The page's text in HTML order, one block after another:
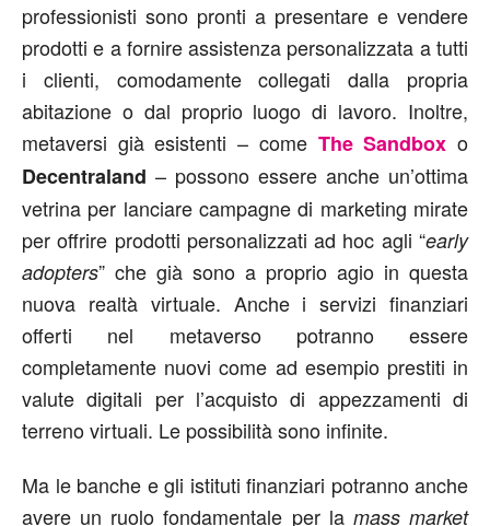
professionisti sono pronti a presentare e vendere
prodotti e a fornire assistenza personalizzata a tutti
i clienti, comodamente collegati dalla propria
abitazione o dal proprio luogo di lavoro. Inoltre,
metaversi già esistenti – come The Sandbox o
Decentraland – possono essere anche un’ottima
vetrina per lanciare campagne di marketing mirate
per offrire prodotti personalizzati ad hoc agli “early
adopters” che già sono a proprio agio in questa
nuova realtà virtuale. Anche i servizi finanziari
offerti nel metaverso potranno essere
completamente nuovi come ad esempio prestiti in
valute digitali per l’acquisto di appezzamenti di
terreno virtuali. Le possibilità sono infinite.
Ma le banche e gli istituti finanziari potranno anche
avere un ruolo fondamentale per la mass market